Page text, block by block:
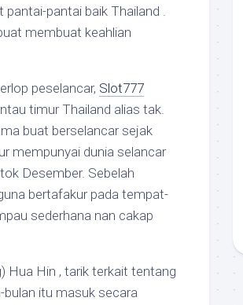
pantai baik Thailand .
membuat keahlian
peselancar, Slot777
timur Thailand alias tak.
buat berselancar sejak
mempunyai dunia selancar
Desember. Sebelah
bertafakur pada tempat-
sederhana nan cakap
Hua Hin , tarik terkait tentang
bulan itu masuk secara